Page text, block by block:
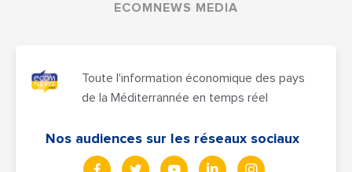
ECOMNEWS MEDIA
Toute l'information économique des pays
de la Méditerrannée en temps réel
Nos audiences sur les réseaux sociaux